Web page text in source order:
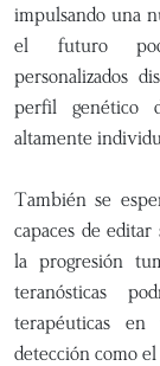
impulsando una
el futuro
personalizados
perfil genético
altamente
También se
capaces de
la progresión
teranósticas
terapéuticas
detección como